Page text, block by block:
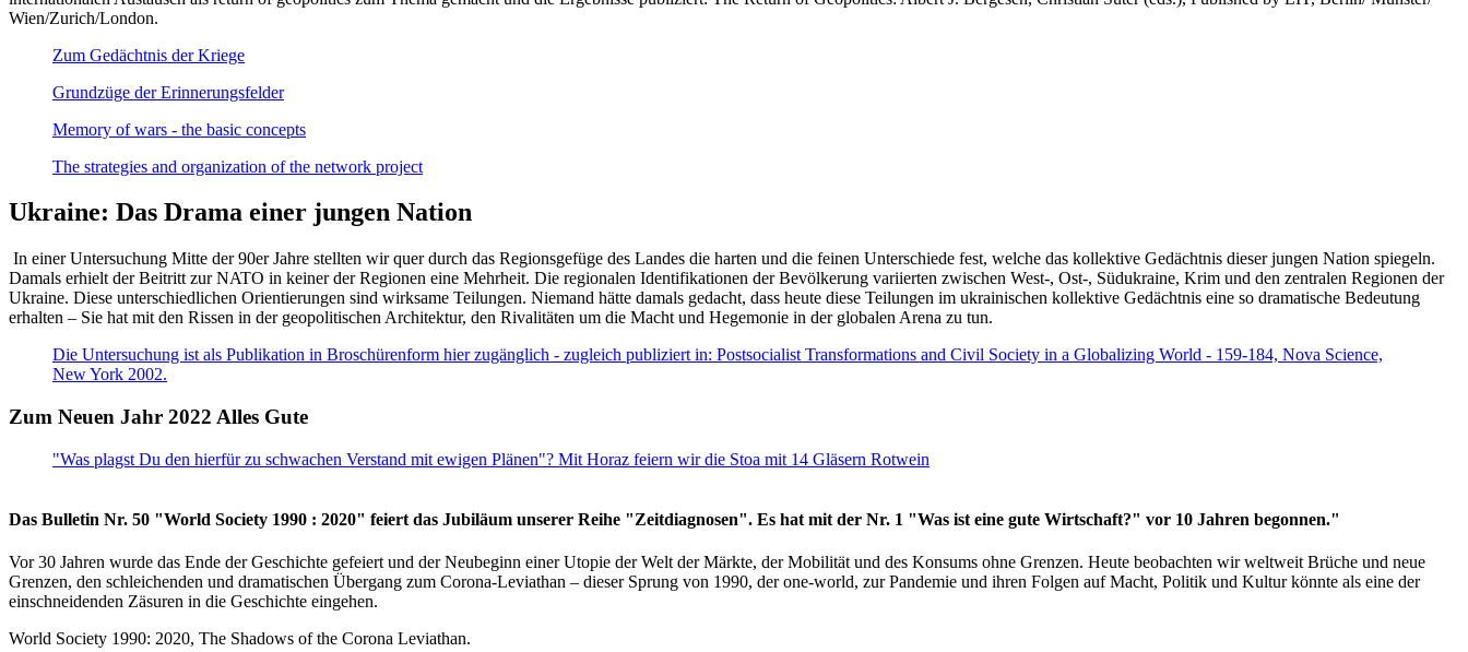
Wien/Zurich/London.
Zum Gedächtnis der Kriege
Grundzüge der Erinnerungsfelder
Memory of wars - the basic concepts
The strategies and organization of the network project
Ukraine: Das Drama einer jungen Nation
In einer Untersuchung Mitte der 90er Jahre stellten wir quer durch das Regionsgefüge des Landes die harten und die feinen Unterschiede fest, welche das kollektive Gedächtnis dieser jungen Nation spiegeln.
Damals erhielt der Beitritt zur NATO in keiner der Regionen eine Mehrheit. Die regionalen Identifikationen der Bevölkerung variierten zwischen West-, Ost-, Südukraine, Krim und den zentralen Regionen der
Ukraine. Diese unterschiedlichen Orientierungen sind wirksame Teilungen. Niemand hätte damals gedacht, dass heute diese Teilungen im ukrainischen kollektive Gedächtnis eine so dramatische Bedeutung
erhalten – Sie hat mit den Rissen in der geopolitischen Architektur, den Rivalitäten um die Macht und Hegemonie in der globalen Arena zu tun.
Die Untersuchung ist als Publikation in Broschürenform hier zugänglich - zugleich publiziert in: Postsocialist Transformations and Civil Society in a Globalizing World - 159-184, Nova Science,
New York 2002.
Zum Neuen Jahr 2022 Alles Gute
"Was plagst Du den hierfür zu schwachen Verstand mit ewigen Plänen"? Mit Horaz feiern wir die Stoa mit 14 Gläsern Rotwein
Das Bulletin Nr. 50 "World Society 1990 : 2020" feiert das Jubiläum unserer Reihe "Zeitdiagnosen". Es hat mit der Nr. 1 "Was ist eine gute Wirtschaft?" vor 10 Jahren begonnen."
Vor 30 Jahren wurde das Ende der Geschichte gefeiert und der Neubeginn einer Utopie der Welt der Märkte, der Mobilität und des Konsums ohne Grenzen. Heute beobachten wir weltweit Brüche und neue
Grenzen, den schleichenden und dramatischen Übergang zum Corona-Leviathan – dieser Sprung von 1990, der one-world, zur Pandemie und ihren Folgen auf Macht, Politik und Kultur könnte als eine der
einschneidenden Zäsuren in die Geschichte eingehen.
World Society 1990: 2020, The Shadows of the Corona Leviathan.